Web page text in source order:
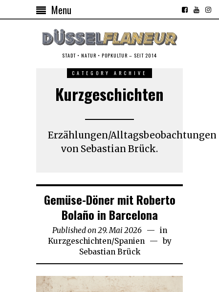
Menu
STADT • NATUR • POPKULTUR – SEIT 2014
CATEGORY ARCHIVE
Kurzgeschichten
Erzählungen/Alltagsbeobachtungen
von Sebastian Brück.
Gemüse-Döner mit Roberto
Bolaño in Barcelona
Published on29. Mai 20261.
Juni
in
Kurzgeschichten/Spanien
by
Sebastian Brück